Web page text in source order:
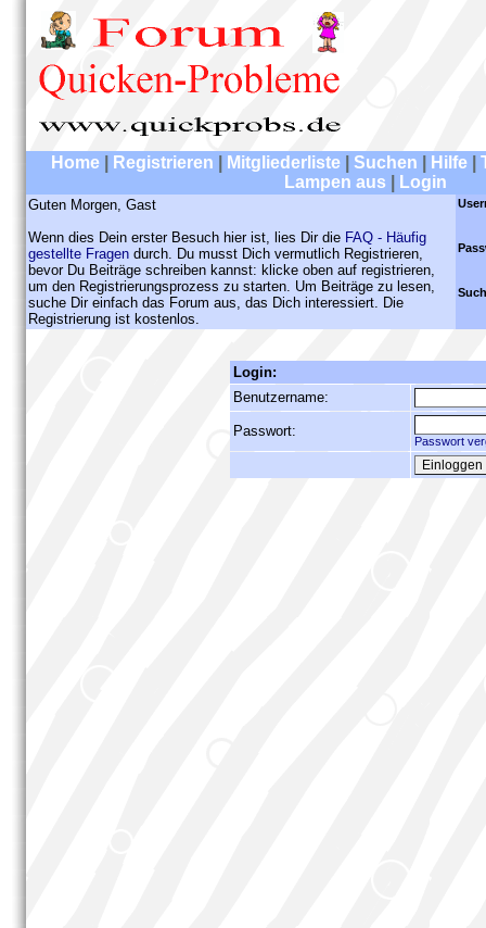
Home Registrieren Mitgliederliste Suchen Hilfe
Lampen aus
Login
Guten Morgen, Gast
Wenn dies Dein erster Besuch hier ist, lies Dir die FAQ - Häufig
gestellte Fragen durch. Du musst Dich vermutlich Registrieren,
bevor Du Beiträge schreiben kannst: klicke oben auf registrieren,
um den Registrierungsprozess zu starten. Um Beiträge zu lesen,
suche Dir einfach das Forum aus, das Dich interessiert. Die
Registrierung ist kostenlos.
Login:
Benutzername:
Passwort:
Passwort